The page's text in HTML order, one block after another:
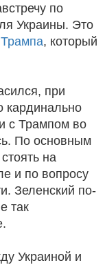
по
Украины. Это
, который
при
кардинально
с Трампом во
По основным
на
и по вопросу
Зеленский по-
так
Украиной и